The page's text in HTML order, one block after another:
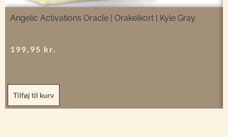
Angelic Activations Oracle | Orakelkort | Kyle Gray
199,95 kr.
Tilføj til kurv